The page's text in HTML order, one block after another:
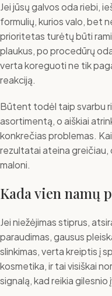
Jei jūsų galvos oda riebi,
formulių, kurios valo, bet
prioritetas turėtų būti
plaukus, po procedūrų
verta koreguoti ne tik
reakciją.
Būtent todėl taip svarbu
asortimentą, o aiškiai
konkrečias problemas.
rezultatai ateina greičiau,
maloni.
Kada vien namų
Jei niežėjimas stiprus,
paraudimas, gausus
slinkimas, verta kreiptis į
kosmetika, ir tai visiškai
signalą, kad reikia gilesnio